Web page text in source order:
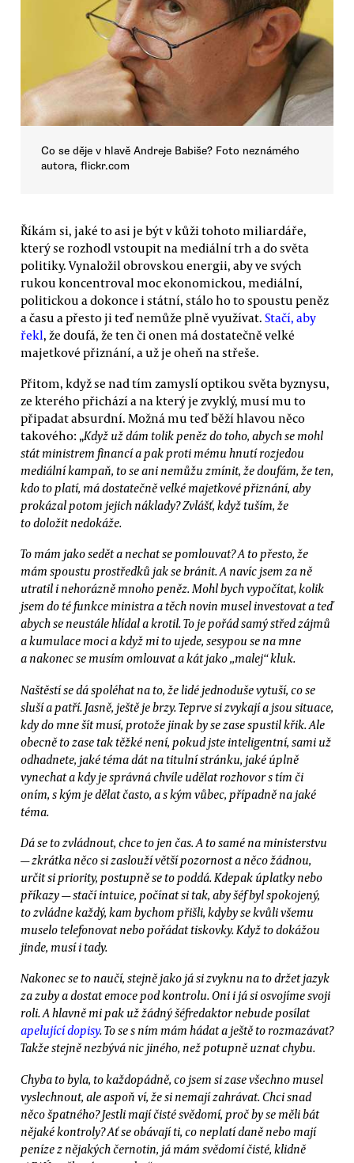
Co se děje v hlavě Andreje Babiše? Foto neznámého
autora, flickr.com
Říkám si, jaké to asi je být v kůži tohoto miliardáře,
který se rozhodl vstoupit na mediální trh a do světa
politiky. Vynaložil obrovskou energii, aby ve svých
rukou koncentroval moc ekonomickou, mediální,
politickou a dokonce i státní, stálo ho to spoustu peněz
a času a přesto ji teď nemůže plně využívat. Stačí, aby
řekl, že doufá, že ten či onen má dostatečně velké
majetkové přiznání, a už je oheň na střeše.
Přitom, když se nad tím zamyslí optikou světa byznysu,
ze kterého přichází a na který je zvyklý, musí mu to
připadat absurdní. Možná mu teď běží hlavou něco
takového: „Když už dám tolik peněz do toho, abych se mohl
stát ministrem financí a pak proti mému hnutí rozjedou
mediální kampaň, to se ani nemůžu zmínit, že doufám, že ten,
kdo to platí, má dostatečně velké majetkové přiznání, aby
prokázal potom jejich náklady? Zvlášť, když tuším, že
to doložit nedokáže.
To mám jako sedět a nechat se pomlouvat? A to přesto, že
mám spoustu prostředků jak se bránit. A navíc jsem za ně
utratil i nehorázně mnoho peněz. Mohl bych vypočítat, kolik
jsem do té funkce ministra a těch novin musel investovat a teď
abych se neustále hlídal a krotil. To je pořád samý střed zájmů
a kumulace moci a když mi to ujede, sesypou se na mne
a nakonec se musím omlouvat a kát jako „malej“ kluk.
Naštěstí se dá spoléhat na to, že lidé jednoduše vytuší, co se
sluší a patří. Jasně, ještě je brzy. Teprve si zvykají a jsou situace,
kdy do mne šít musí, protože jinak by se zase spustil křik. Ale
obecně to zase tak těžké není, pokud jste inteligentní, sami už
odhadnete, jaké téma dát na titulní stránku, jaké úplně
vynechat a kdy je správná chvíle udělat rozhovor s tím či
oním, s kým je dělat často, a s kým vůbec, případně na jaké
téma.
Dá se to zvládnout, chce to jen čas. A to samé na ministerstvu
— zkrátka něco si zaslouží větší pozornost a něco žádnou,
určit si priority, postupně se to poddá. Kdepak úplatky nebo
příkazy — stačí intuice, počínat si tak, aby šéf byl spokojený,
to zvládne každý, kam bychom přišli, kdyby se kvůli všemu
muselo telefonovat nebo pořádat tiskovky. Když to dokážou
jinde, musí i tady.
Nakonec se to naučí, stejně jako já si zvyknu na to držet jazyk
za zuby a dostat emoce pod kontrolu. Oni i já si osvojíme svoji
roli. A hlavně mi pak už žádný šéfredaktor nebude posílat
apelující dopisy. To se s ním mám hádat a ještě to rozmazávat?
Takže stejně nezbývá nic jiného, než potupně uznat chybu.
Chyba to byla, to každopádně, co jsem si zase všechno musel
vyslechnout, ale aspoň ví, že si nemají zahrávat. Chci snad
něco špatného? Jestli mají čisté svědomí, proč by se měli bát
nějaké kontroly? Ať se obávají ti, co neplatí daně nebo mají
peníze z nějakých černotin, já mám svědomí čisté, klidně